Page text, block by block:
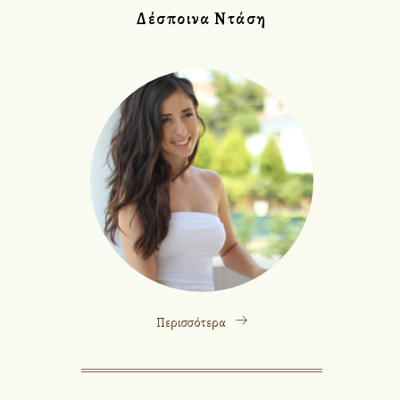
Δέσποινα Ντάση
Περισσότερα